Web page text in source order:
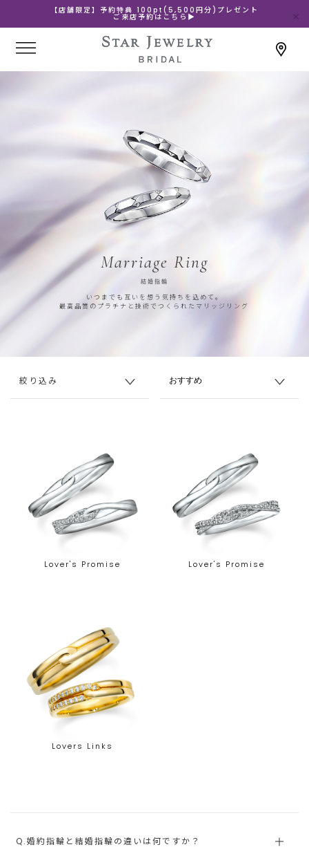
【店舗限定】予約特典 100pt(5,500円分)プレゼント
ご来店予約はこちら▶
Marriage Ring
結婚指輪
いつまでも互いを想う気持ちを込めて。
最高品質のプラチナと技術でつくられたマリッジリング
絞り込み
Lover's Promise Lover's Promise
Lovers Links
Q.婚約指輪と結婚指輪の違いは何ですか？